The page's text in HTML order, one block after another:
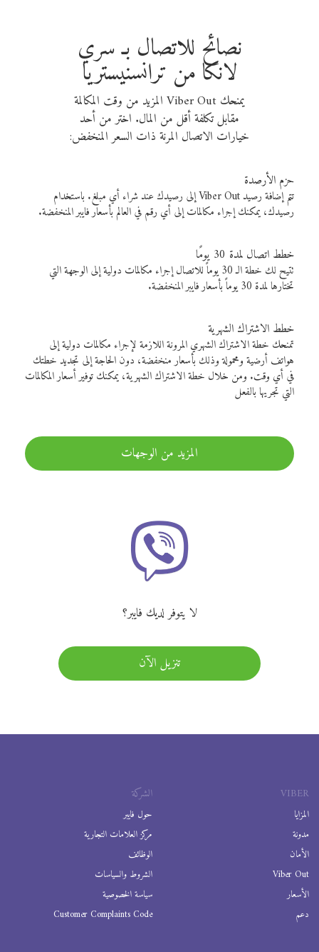
نصائح للاتصال بـ سري
لانكا من ترانسنيستريا
يمنحك Viber Out المزيد من وقت المكالمة
مقابل تكلفة أقل من المال. اختر من أحد
خيارات الاتصال المرنة ذات السعر المنخفض:
حزم الأرصدة
تتم إضافة رصيد Viber Out إلى رصيدك عند شراء أي مبلغ. باستخدام
رصيدك، يمكنك إجراء مكالمات إلى أي رقم في العالم بأسعار فايبر المنخفضة.
خطط اتصال لمدة 30 يومًا
تتيح لك خطة الـ 30 يوماً للاتصال إجراء مكالمات دولية إلى الوجهة التي
تختارها لمدة 30 يوماً بأسعار فايبر المنخفضة.
خطط الاشتراك الشهرية
تمنحك خطة الاشتراك الشهري المرونة اللازمة لإجراء مكالمات دولية إلى
هواتف أرضية ومحمولة وذلك بأسعار منخفضة، دون الحاجة إلى تجديد خطتك
في أي وقت. ومن خلال خطة الاشتراك الشهرية، يمكنك توفير أسعار المكالمات
التي تجريها بالفعل
المزيد من الوجهات
لا يتوفر لديك فايبر؟
تنزيل الآن
VIBER
المزايا
مدونة
الأمان
Viber Out
الأسعار
دعم
الشركة
حول فايبر
مركز العلامات التجارية
الوظائف
الشروط والسياسات
سياسة الخصوصية
Customer Complaints Code